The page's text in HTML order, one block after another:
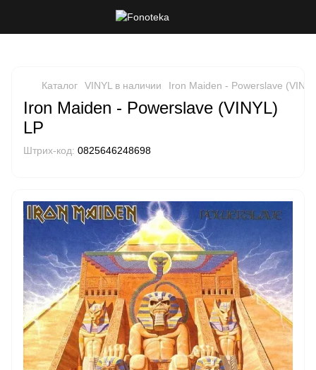
Каталог VINYL в наличии Iron Maiden - Powerslave
Iron Maiden - Powerslave (VINYL)
LP
Штрих-код: 0825646248698